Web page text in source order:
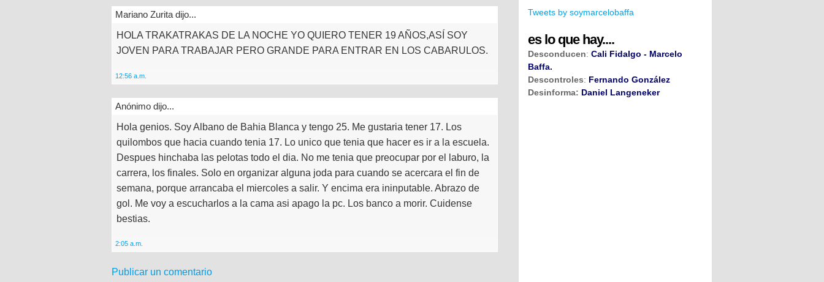
Mariano Zurita dijo...
HOLA TRAKATRAKAS DE LA NOCHE YO QUIERO TENER 19 AÑOS,ASÍ SOY
JOVEN PARA TRABAJAR PERO GRANDE PARA ENTRAR EN LOS CABARULOS.
12:56 a.m.
Anónimo dijo...
Hola genios. Soy Albano de Bahia Blanca y tengo 25. Me gustaria tener 17. Los
quilombos que hacia cuando tenia 17. Lo unico que tenia que hacer es ir a la escuela.
Despues hinchaba las pelotas todo el dia. No me tenia que preocupar por el laburo, la
carrera, los finales. Solo en organizar alguna joda para cuando se acercara el fin de
semana, porque arrancaba el miercoles a salir. Y encima era ininputable. Abrazo de
gol. Me voy a escucharlos a la cama asi apago la pc. Los banco a morir. Cuidense
bestias.
2:05 a.m.
Publicar un comentario
Tweets by soymarcelobaffa
es lo que hay....
Desconducen: Cali Fidalgo - Marcelo
Baffa.
Descontroles: Fernando González
Desinforma: Daniel Langeneker